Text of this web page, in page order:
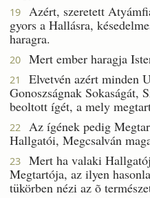
19
Azért, szeretett
gyors a Hallásra,
haragra.
20 Mert ember haragja
21
Elvetvén azért minden
Gonoszságnak Sokaságát,
beoltott ígét, a mely
22
Az ígének pedig
Hallgatói, Megcsalván
23
Mert ha valaki
Megtartója, az ilyen
tükörben nézi az õ